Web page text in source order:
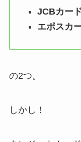
JCBカー
エポスカ
の2つ。
しかし！